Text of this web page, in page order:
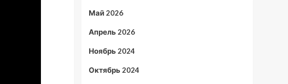
Май 2026
Апрель 2026
Ноябрь 2024
Октябрь 2024